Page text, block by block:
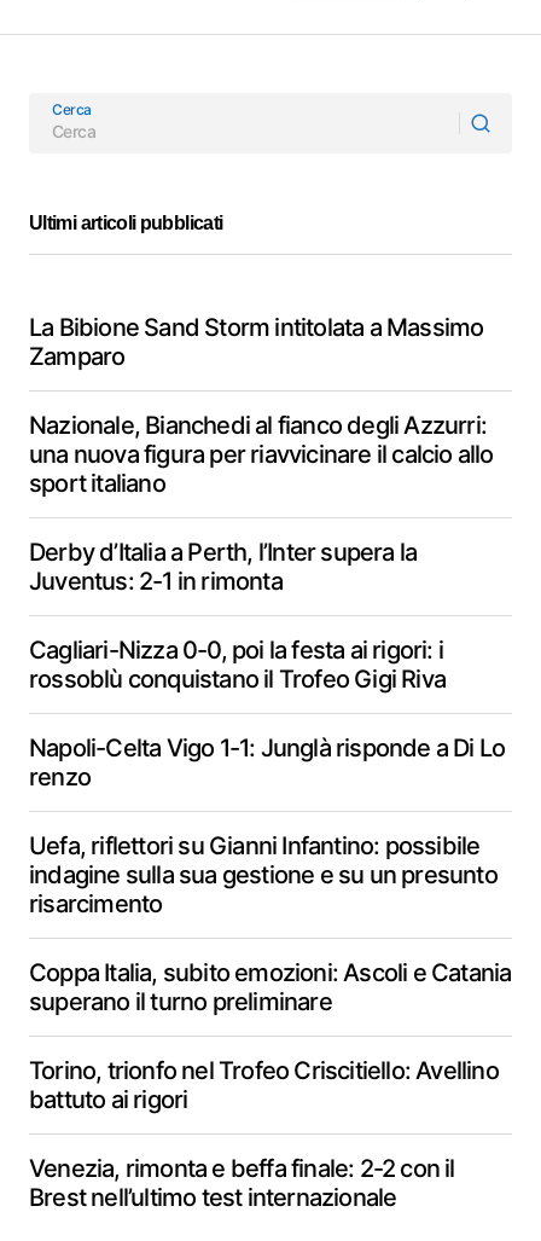
Cerca
Ultimi articoli pubblicati
La Bibione Sand Storm intitolata a Massimo
Zamparo
Nazionale, Bianchedi al fianco degli Azzurri:
una nuova figura per riavvicinare il calcio allo
sport italiano
Derby d’Italia a Perth, l’Inter supera la
Juventus: 2-1 in rimonta
Cagliari-Nizza 0-0, poi la festa ai rigori: i
rossoblù conquistano il Trofeo Gigi Riva
Napoli-Celta Vigo 1-1: Junglà risponde a Di Lo
renzo
Uefa, riflettori su Gianni Infantino: possibile
indagine sulla sua gestione e su un presunto
risarcimento
Coppa Italia, subito emozioni: Ascoli e Catania
superano il turno preliminare
Torino, trionfo nel Trofeo Criscitiello: Avellino
battuto ai rigori
Venezia, rimonta e beffa finale: 2-2 con il
Brest nell’ultimo test internazionale